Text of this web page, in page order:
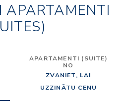
APARTAMENTI
APARTAMENTI (SUITE)
NO
ZVANIET, LAI
UZZINĀTU CENU